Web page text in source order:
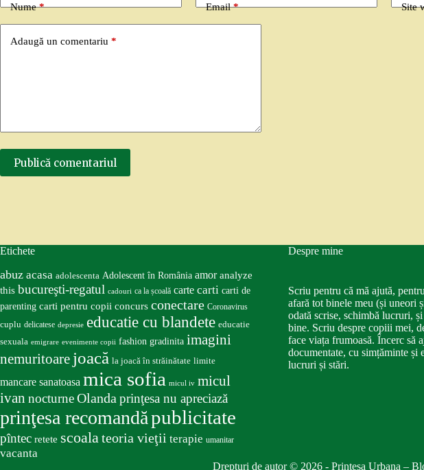
Nume* Email* Site
Adaugă un comentariu *
Publică comentariul
Etichete
abuz acasa adolescenta Adolescent în România amor analyze
this bucureşti-regatul cadouri ca la școală carte carti carti de
parenting carti pentru copii concurs conectare Coronavirus
cuplu delicatese depresie educatie cu blandete educatie
sexuala emigrare evenimente copii fashion gradinita imagini
nemuritoare joacă la joacă în străinătate limite
mancare sanatoasa mica sofia micul iv micul
ivan nocturneOlanda prinţesa nu apreciază
prinţesa recomandăpublicitate
pîntec retete scoalateoria vieţii terapie umanitar
vacanta
Despre mine
Scriu pentru că mă ajută,
afară tot binele meu (și uneori
odată scrise, schimbă lucruri,
bine. Scriu despre copiii mei,
face viața frumoasă. Încerc să
documentate, cu simțăminte și
lucruri și stări.
Drepturi de autor © 2026 - Printesa Urbana –